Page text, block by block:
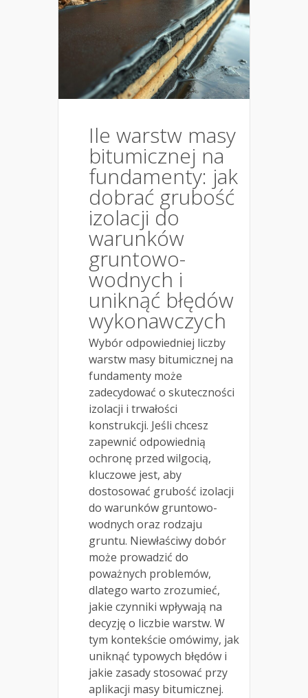
Ile warstw masy
bitumicznej na
fundamenty: jak
dobrać grubość
izolacji do
warunków
gruntowo-
wodnych i
uniknąć błędów
wykonawczych
Wybór odpowiedniej liczby
warstw masy bitumicznej na
fundamenty może
zadecydować o skuteczności
izolacji i trwałości
konstrukcji. Jeśli chcesz
zapewnić odpowiednią
ochronę przed wilgocią,
kluczowe jest, aby
dostosować grubość izolacji
do warunków gruntowo-
wodnych oraz rodzaju
gruntu. Niewłaściwy dobór
może prowadzić do
poważnych problemów,
dlatego warto zrozumieć,
jakie czynniki wpływają na
decyzję o liczbie warstw. W
tym kontekście omówimy, jak
uniknąć typowych błędów i
jakie zasady stosować przy
aplikacji masy bitumicznej.